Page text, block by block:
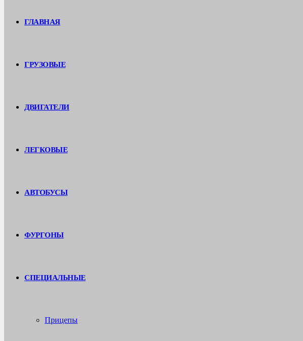
ГЛАВНАЯ
ГРУЗОВЫЕ
ДВИГАТЕЛИ
ЛЕГКОВЫЕ
АВТОБУСЫ
ФУРГОНЫ
СПЕЦИАЛЬНЫЕ
Прицепы